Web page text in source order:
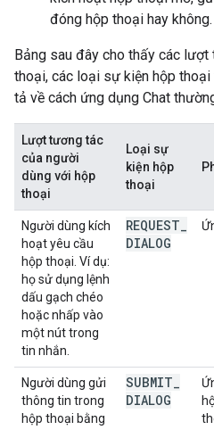
đóng hộp thoại hay không.
Bảng sau đây cho thấy các
thoại, các loại sự kiện hộp
tả về cách ứng dụng Chat
Lượt tương tác
của người
dùng với hộp
thoại
Loại sự
kiện hộp
thoại
Người dùng kích
hoạt yêu cầu
hộp thoại. Ví dụ:
họ sử dụng lệnh
dấu gạch chéo
hoặc nhấp vào
một nút trong
tin nhắn.
REQUEST
DIALOG
Người dùng gửi
thông tin trong
hộp thoại bằng
SUBMIT
DIALOG